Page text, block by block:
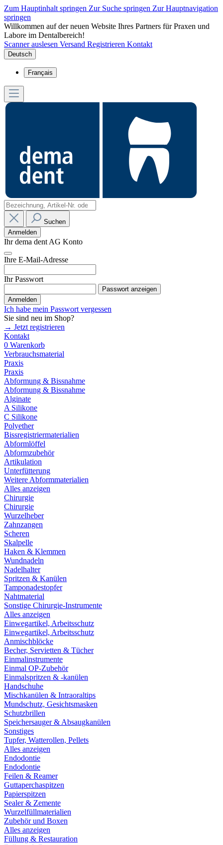
Zum Hauptinhalt springen Zur Suche springen Zur Hauptnavigation
springen
Willkommen auf der neuen Website Ihres Partners für Praxen und
Labore im Dentalbereich!
Scanner auslesen Versand Registrieren Kontakt
Deutsch
Français
Suchen
Anmelden
Ihr dema dent AG Konto
Ihre E-Mail-Adresse
Ihr Passwort
Passwort anzeigen
Anmelden
Ich habe mein Passwort vergessen
Sie sind neu im Shop?
→ Jetzt registrieren
Kontakt
0 Warenkorb
Verbrauchsmaterial
Praxis
Praxis
Abformung & Bissnahme
Abformung & Bissnahme
Alginate
A Silikone
C Silikone
Polyether
Bissregistriermaterialien
Abformlöffel
Abformzubehör
Artikulation
Unterfütterung
Weitere Abformmaterialien
Alles anzeigen
Chirurgie
Chirurgie
Wurzelheber
Zahnzangen
Scheren
Skalpelle
Haken & Klemmen
Wundnadeln
Nadelhalter
Spritzen & Kanülen
Tamponadestopfer
Nahtmaterial
Sonstige Chirurgie-Instrumente
Alles anzeigen
Einwegartikel, Arbeitsschutz
Einwegartikel, Arbeitsschutz
Anmischblöcke
Becher, Servietten & Tücher
Einmalinstrumente
Einmal OP-Zubehör
Einmalspritzen & -kanülen
Handschuhe
Mischkanülen & Intraoraltips
Mundschutz, Gesichtsmasken
Schutzbrillen
Speichersauger & Absaugkanülen
Sonstiges
Tupfer, Watterollen, Pellets
Alles anzeigen
Endodontie
Endodontie
Feilen & Reamer
Guttaperchaspitzen
Papierspitzen
Sealer & Zemente
Wurzelfüllmaterialien
Zubehör und Boxen
Alles anzeigen
Füllung & Restauration